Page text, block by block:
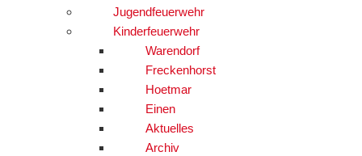
Jugendfeuerwehr
Kinderfeuerwehr
Warendorf
Freckenhorst
Hoetmar
Einen
Aktuelles
Archiv